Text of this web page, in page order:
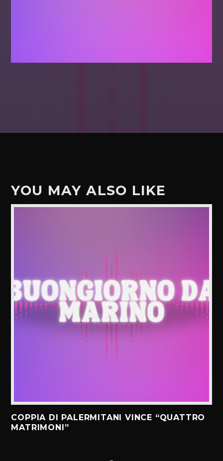
YOU MAY ALSO LIKE
COPPIA DI PALERMITANI VINCE “QUATTRO
MATRIMONI”